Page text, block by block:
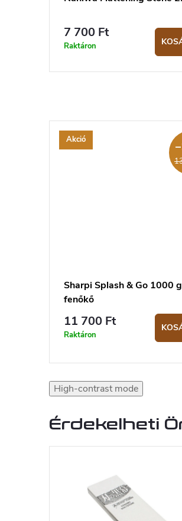
7 700 Ft
Raktáron
Akció
Sharpi Splash & Go 1000
fenőkő
11 700 Ft
Raktáron
High-contrast mode
Érdekelheti